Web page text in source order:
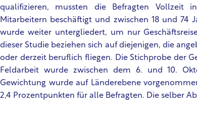
qualifizieren, mussten die Befragten Vollzeit
Mitarbeitern beschäftigt und zwischen 18 und 74
wurde weiter untergliedert, um nur
dieser Studie beziehen sich auf diejenigen, die
oder derzeit beruflich fliegen. Die Stichprobe der
Feldarbeit wurde zwischen dem 6. und 10.
Gewichtung wurde auf Länderebene
2,4 Prozentpunkten für alle Befragten. Die selber